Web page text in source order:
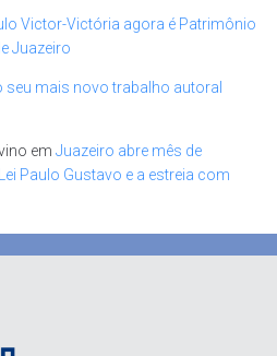
Victor-Victória agora é Patrimônio
Juazeiro
seu mais novo trabalho autoral
em Juazeiro abre mês de
Paulo Gustavo e a estreia com